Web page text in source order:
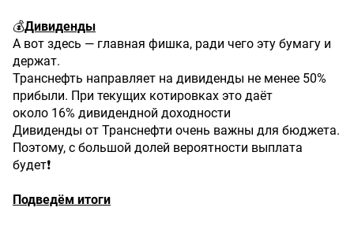
💰Дивиденды
А вот здесь — главная фишка, ради чего эту бумагу и
держат.
Транснефть направляет на дивиденды не менее 50%
прибыли. При текущих котировках это даёт
около 16% дивидендной доходности
Дивиденды от Транснефти очень важны для бюджета.
Поэтому, с большой долей вероятности выплата
будет❗️
Подведём итоги